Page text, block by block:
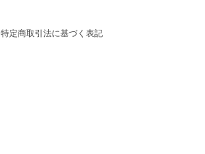
特定商取引法に基づく表記